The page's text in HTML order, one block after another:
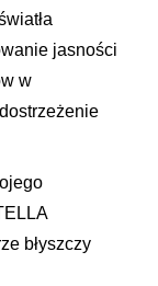
jasności
w
błyszczy